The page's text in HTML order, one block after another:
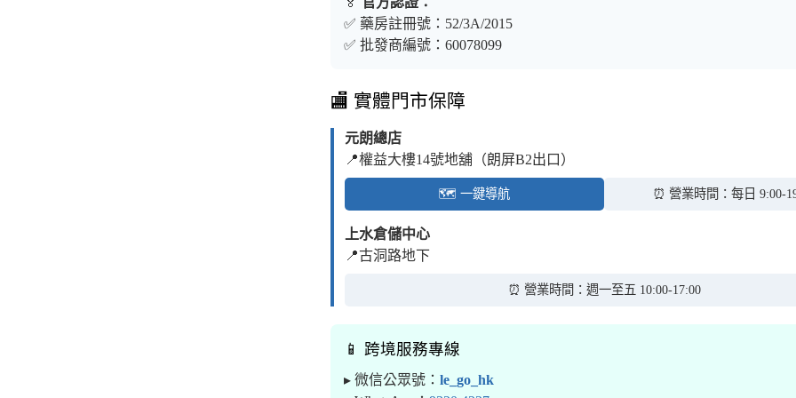
✅ 藥房註冊號：52/3A/2015
✅ 批發商編號：60078099
🏬 實體門市保障
元朗總店
📍權益大樓14號地舖（朗屏B2出口）
🗺️ 一鍵導航 ⏰ 營業時間：每日 9:00-
上水倉儲中心
📍古洞路地下
⏰ 營業時間：週一至五 10:00-17:00
📱 跨境服務專線
▸ 微信公眾號： le_go_hk